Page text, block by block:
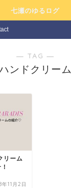
七瀬のゆるログ
― TAG ―
ンドクリーム
リーム
年11月2日